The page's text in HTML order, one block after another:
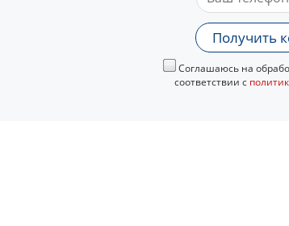
Получить
Соглашаюсь на
соответствии с